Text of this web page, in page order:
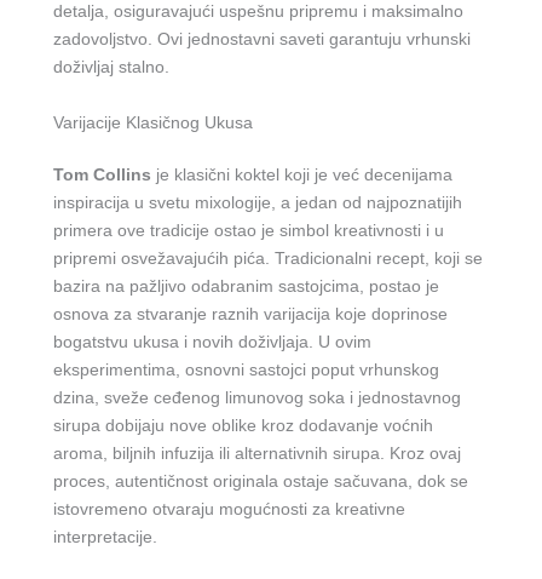
detalja, osiguravajući uspešnu pripremu i maksimalno
zadovoljstvo. Ovi jednostavni saveti garantuju vrhunski
doživljaj stalno.
Varijacije Klasičnog Ukusa
Tom Collins je klasični koktel koji je već decenijama
inspiracija u svetu mixologije, a jedan od najpoznatijih
primera ove tradicije ostao je simbol kreativnosti i u
pripremi osvežavajućih pića. Tradicionalni recept, koji se
bazira na pažljivo odabranim sastojcima, postao je
osnova za stvaranje raznih varijacija koje doprinose
bogatstvu ukusa i novih doživljaja. U ovim
eksperimentima, osnovni sastojci poput vrhunskog
dzina, sveže ceđenog limunovog soka i jednostavnog
sirupa dobijaju nove oblike kroz dodavanje voćnih
aroma, biljnih infuzija ili alternativnih sirupa. Kroz ovaj
proces, autentičnost originala ostaje sačuvana, dok se
istovremeno otvaraju mogućnosti za kreativne
interpretacije.